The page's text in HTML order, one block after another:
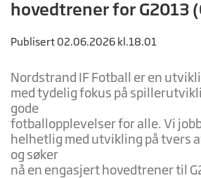
hovedtrener for G2013
Publisert 02.06.2026 kl.18.01
Nordstrand IF Fotball er en
med tydelig fokus på
gode
fotballopplevelser for alle. Vi
helhetlig med utvikling på tvers
og søker
nå en engasjert hovedtrener til